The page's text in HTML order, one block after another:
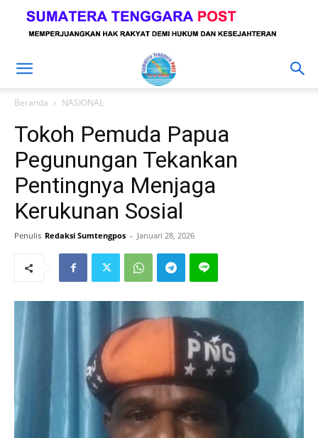
Beranda NASIONAL
Tokoh Pemuda Papua
Pegunungan Tekankan
Pentingnya Menjaga
Kerukunan Sosial
Penulis Redaksi Sumtengpos - Januari 28, 2026